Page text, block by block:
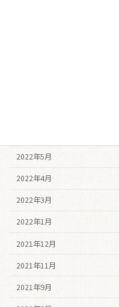
2022年5月
2022年4月
2022年3月
2022年1月
2021年12月
2021年11月
2021年9月